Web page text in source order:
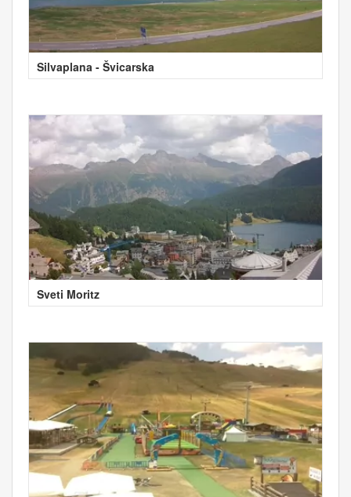
Silvaplana - Švicarska
Sveti Moritz